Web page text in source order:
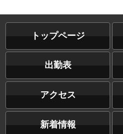
トップページ
出勤表
アクセス
新着情報